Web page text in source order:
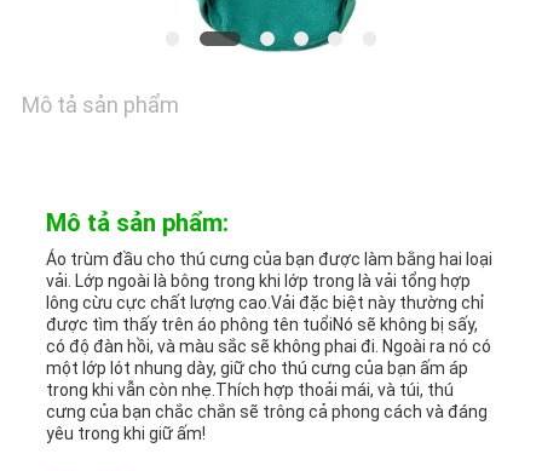
ĐỒ
PRIVACY
POLICY
Mô tả sản phẩm
Mô tả sản phẩm:
Áo trùm đầu cho thú cưng của bạn được làm bằng hai loại
vải. Lớp ngoài là bông trong khi lớp trong là vải tổng hợp
lông cừu cực chất lượng cao.Vải đặc biệt này thường chỉ
được tìm thấy trên áo phông tên tuổiNó sẽ không bị sấy,
có độ đàn hồi, và màu sắc sẽ không phai đi. Ngoài ra nó có
một lớp lót nhung dày, giữ cho thú cưng của bạn ấm áp
trong khi vẫn còn nhẹ.Thích hợp thoải mái, và túi, thú
cưng của bạn chắc chắn sẽ trông cả phong cách và đáng
yêu trong khi giữ ấm!